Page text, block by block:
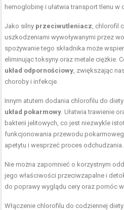
hemoglobinę i ułatwia transport tlenu w
Jako silny przeciwutleniacz , chlorofil
uszkodzeniami wywoływanymi przez
spożywanie tego składnika może
eliminując toksyny oraz metale ciężkie.
układ odpornościowy , zwiększając
choroby i infekcje.
Innym atutem dodania chlorofilu do
układ pokarmowy . Ułatwia trawienie
bakterii jelitowych, co jest niezwykle
funkcjonowania przewodu
apetytu i wesprzeć proces odchudzania.
Nie można zapomnieć o korzystnym
jego właściwości przeciwzapalne i
do poprawy wyglądu cery oraz pomóc
Włączenie chlorofilu do codziennej